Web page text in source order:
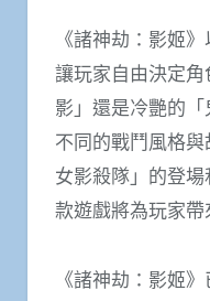
《諸神劫：影姬
讓玩家自由決定
影」還是冷艷的
不同的戰鬥風格
女影殺隊」的登
款遊戲將為玩家帶
《諸神劫：影姬